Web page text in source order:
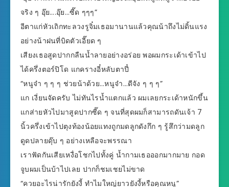
จริง ๆ อุ๊ย….อุ๊ย…ซี๊ด ๆๆๆ”
อีตาแก่หัวเถิกทะลวงรูจิ๋มเธอมานานแล้วคุณน้าถึงไม่ดิ้นแรง
อย่างน้าฝนที่บิดตัวเอี๊ยด ๆ
เสียงเธอสูดปากกลืนน้ำลายอย่างอร่อย พอผมกระเด้าเข้าไป
ได้ครึ่งตอร์ปิโด แกครางอี๋หลับตาปี๋
“หนูจ๋า ๆ ๆ ๆ ช่วยน้าด้วย…หนูจ๋า…ดีจัง ๆ ๆ ๆ”
แก เงี่ยนจัดครับ ไม่ทันไรน้ำแตกแล้ว ผมเลยกระเด้าหนักขึ้น
แกส่ายหัวไปมาสูดปากซี๊ด ๆ จนที่สุดผมก็สามารถดันเจ้า 7
นิ้วครึ่งเข้าไปตุงท้องน้อยแทงถูกมดลูกดังกึก ๆ รู้สึกว่ามดลูก
ดูดปลายดุ๊บ ๆ อย่างเหลือจะพรรณา
เราฟัดกันเสียเหงื่อโชกไปทั้งคู่ น้ำกามเธอออกมากมาย กอด
จูบผมเป็นบ้าไปเลย ปากก็ชมเชยไม่ขาด
“ควยอะไรน่ารักยังงี้ ทำไมใหญ่ยาวยังงี้หรือคุณหนู”